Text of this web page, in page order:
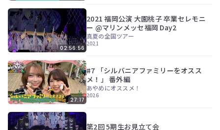
02:56:56
2021 福岡公演 大園桃子 卒業セレモニ
ー @マリンメッセ福岡 Day2
真夏の全国ツアー
2021
27:17
#7 「シルバニアファミリーをオスス
メ！」 番外編
あやめにオススメ！
2026
第2回 5期生お見立て会